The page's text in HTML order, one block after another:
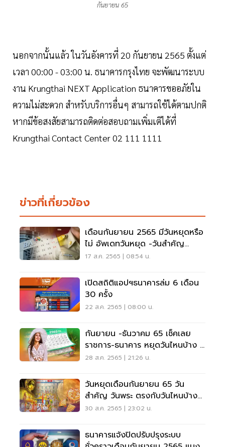
กันยายน 65
นอกจากนั้นแล้ว ในวันอังคารที่ 20 กันยายน 2565 ตั้งแต่
เวลา 00:00 - 03:00 น. ธนาคารกรุงไทย จะพัฒนาระบบ
งาน Krungthai NEXT Application ธนาคารขออภัยใน
ความไม่สะดวก สำหรับบริการอื่นๆ สามารถใช้ได้ตามปกติ
หากมีข้อสงสัยสามารถติดต่อสอบถามเพิ่มเติได้ที่
Krungthai Contact Center 02 111 1111
ข่าวที่เกี่ยวข้อง
เดือนกันยายน 2565 มีวันหยุดหรือ
ไม่ อัพเดทวันหยุด -วันสำคัญ
ทั้งหมดที่นี่
17 ส.ค. 2565 | 08:54 น.
เปิดสถิติแอปฯธนาคารล่ม 6 เดือน
30 ครั้ง
22 ส.ค. 2565 | 08:00 น.
กันยายน -ธันวาคม 65 เช็คเลย
ราชการ-ธนาคาร หยุดวันไหนบ้าง มี
วันหยุดยาวหรือไม่
28 ส.ค. 2565 | 21:26 น.
วันหยุดเดือนกันยายน 65 วัน
สำคัญ วันพระ ตรงกับวันไหนบ้าง
เช็คเลย
30 ส.ค. 2565 | 23:02 น.
ธนาคารแจ้งปิดปรับปรุงระบบ